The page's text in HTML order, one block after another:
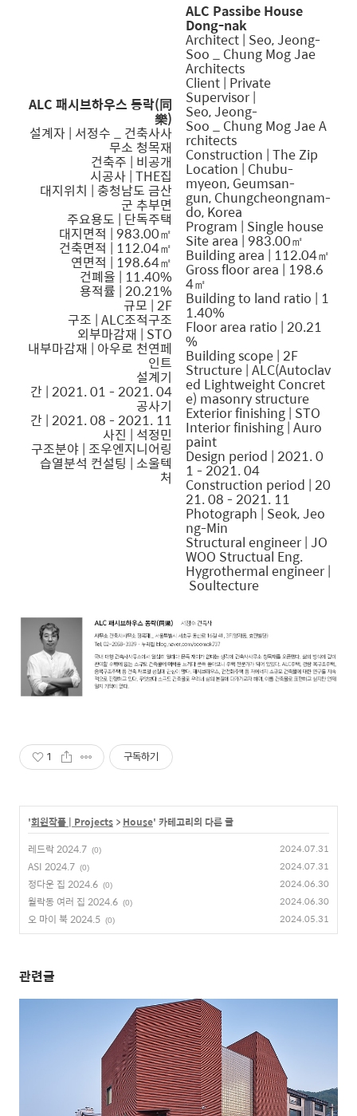
ALC 패시브하우스 동락(同
樂)
설계자 | 서정수 _ 건축사사
무소 청목재
건축주 | 비공개
시공사 | THE집
대지위치 | 충청남도 금산
군 추부면
주요용도 | 단독주택
대지면적 | 983.00㎡
건축면적 | 112.04㎡
연면적 | 198.64㎡
건폐율 | 11.40%
용적률 | 20.21%
규모 | 2F
구조 | ALC조적구조
외부마감재 | STO
내부마감재 | 아우로 천연페
인트
설계기
간 | 2021. 01 - 2021. 04
공사기
간 | 2021. 08 - 2021. 11
사진 | 석정민
구조분야 | 조우엔지니어링
습열분석 컨설팅 | 소울텍
처
ALC Passibe House
Dong-nak
Architect | Seo, Jeong-
Soo _ Chung Mog Jae
Architects
Client | Private
Supervisor |
Seo, Jeong-
Soo _ Chung Mog Jae A
rchitects
Construction | The Zip
Location | Chubu-
myeon, Geumsan-
gun, Chungcheongnam-
do, Korea
Program | Single house
Site area | 983.00㎡
Building area | 112.04㎡
Gross floor area | 198.6
4㎡
Building to land ratio | 1
1.40%
Floor area ratio | 20.21
%
Building scope | 2F
Structure | ALC(Autoclav
ed Lightweight Concret
e) masonry structure
Exterior finishing | STO
Interior finishing | Auro
paint
Design period | 2021. 0
1 - 2021. 04
Construction period | 20
21. 08 - 2021. 11
Photograph | Seok, Jeo
ng-Min
Structural engineer | JO
WOO Structual Eng.
Hygrothermal engineer |
Soultecture
1 구독하기
'회원작품 | Projects > House' 카테고리의 다른 글
레드락 2024.7 (0) 2024.07.31
ASI 2024.7 (0) 2024.07.31
정다운 집 2024.6 (0) 2024.06.30
월락동 여러 집 2024.6 (0) 2024.06.30
오 마이 북 2024.5 (0) 2024.05.31
관련글